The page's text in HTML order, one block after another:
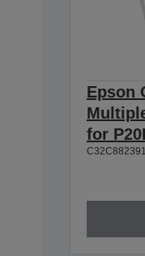
Epson
for
C32C882391